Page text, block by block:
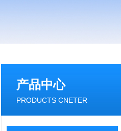
产品中心
PRODUCTS CNETER